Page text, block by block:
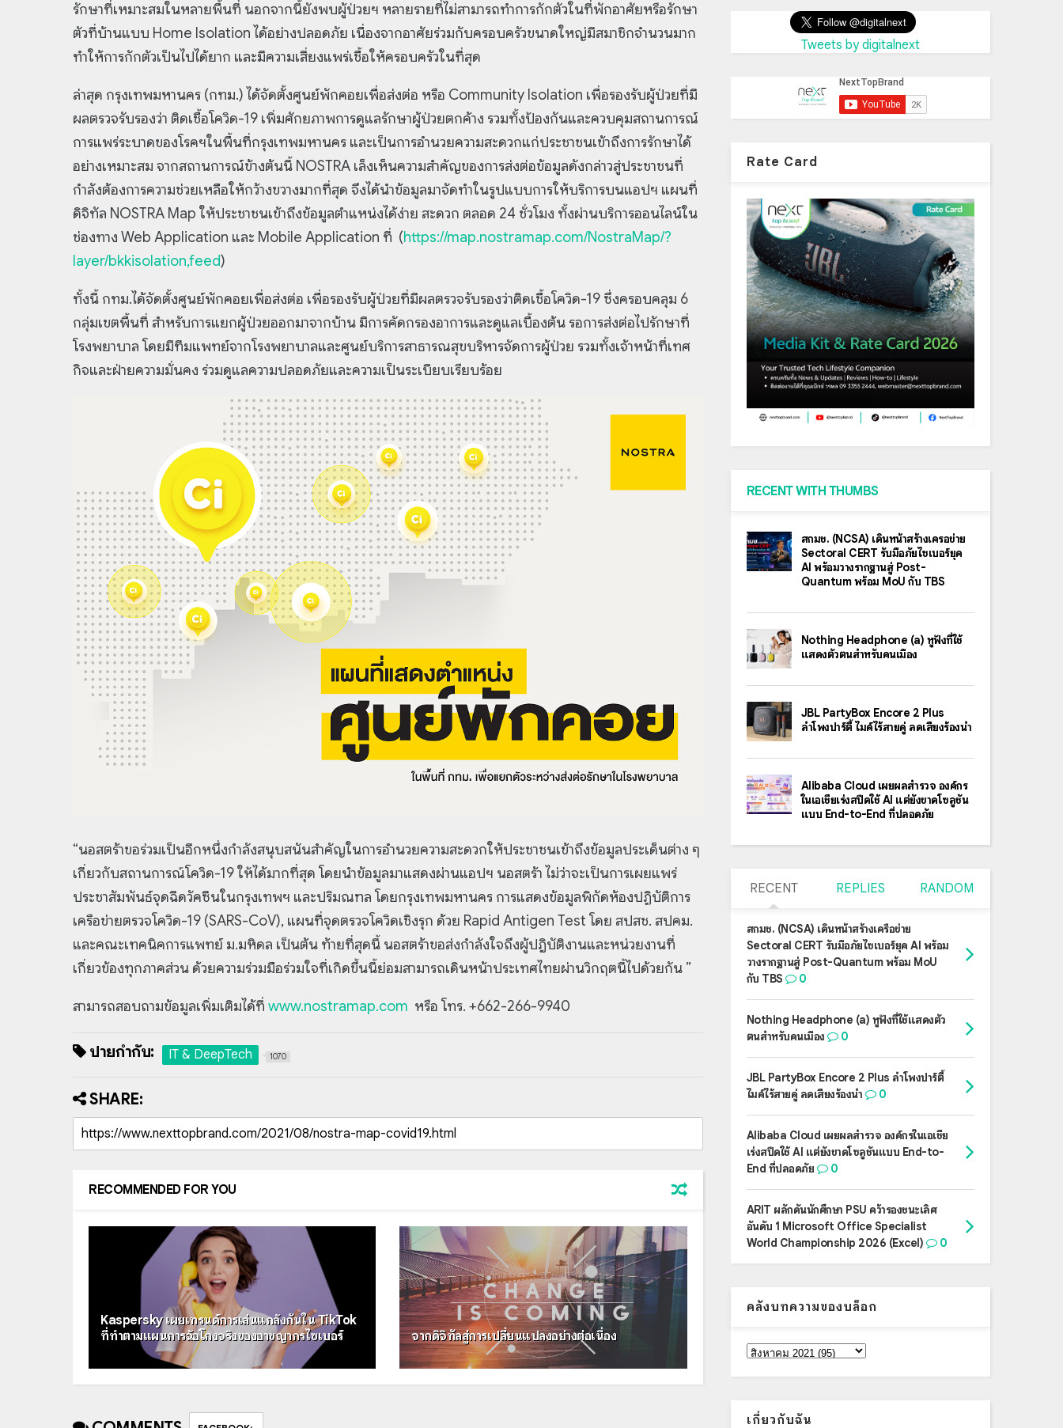
รักษาที่เหมาะสมในหลายพื้นที่ นอกจากนี้ยังพบผู้ป่วยฯ หลายรายที่ไม่สามารถทำการกักตัวในที่พักอาศัยหรือรักษา
ตัวที่บ้านแบบ Home Isolation ได้อย่างปลอดภัย เนื่องจากอาศัยร่วมกับครอบครัวขนาดใหญ่มีสมาชิกจำนวนมาก
ทำให้การกักตัวเป็นไปได้ยาก และมีความเสี่ยงแพร่เชื้อให้ครอบครัวในที่สุด
ล่าสุด กรุงเทพมหานคร (กทม.) ได้จัดตั้งศูนย์พักคอยเพื่อส่งต่อ หรือ Community Isolation เพื่อรองรับผู้ป่วยที่มี
ผลตรวจรับรองว่า ติดเชื้อโควิด-19 เพิ่มศักยภาพการดูแลรักษาผู้ป่วยตกค้าง รวมทั้งป้องกันและควบคุมสถานการณ์
การแพร่ระบาดของโรคฯในพื้นที่กรุงเทพมหานคร และเป็นการอำนวยความสะดวกแก่ประชาชนเข้าถึงการรักษาได้
อย่างเหมาะสม จากสถานการณ์ข้างต้นนี้ NOSTRA เล็งเห็นความสำคัญของการส่งต่อข้อมูลดังกล่าวสู่ประชาชนที่
กำลังต้องการความช่วยเหลือให้กว้างขวางมากที่สุด จึงได้นำข้อมูลมาจัดทำในรูปแบบการให้บริการบนแอปฯ แผนที่
ดิจิทัล NOSTRA Map ให้ประชาชนเข้าถึงข้อมูลตำแหน่งได้ง่าย สะดวก ตลอด 24 ชั่วโมง ทั้งผ่านบริการออนไลน์ใน
ช่องทาง Web Application และ Mobile Application ที่ (https://map.nostramap.com/NostraMap/?
layer/bkkisolation,feed)
ทั้งนี้ กทม.ได้จัดตั้งศูนย์พักคอยเพื่อส่งต่อ เพื่อรองรับผู้ป่วยที่มีผลตรวจรับรองว่าติดเชื้อโควิด-19 ซึ่งครอบคลุม 6
กลุ่มเขตพื้นที่ สำหรับการแยกผู้ป่วยออกมาจากบ้าน มีการคัดกรองอาการและดูแลเบื้องต้น รอการส่งต่อไปรักษาที่
โรงพยาบาล โดยมีทีมแพทย์จากโรงพยาบาลและศูนย์บริการสาธารณสุขบริหารจัดการผู้ป่วย รวมทั้งเจ้าหน้าที่เทศ
กิจและฝ่ายความมั่นคง ร่วมดูแลความปลอดภัยและความเป็นระเบียบเรียบร้อย
“นอสตร้าขอร่วมเป็นอีกหนึ่งกำลังสนุบสนันสำคัญในการอำนวยความสะดวกให้ประชาชนเข้าถึงข้อมูลประเด็นต่าง ๆ
เกี่ยวกับสถานการณ์โควิด-19 ให้ได้มากที่สุด โดยนำข้อมูลมาแสดงผ่านแอปฯ นอสตร้า ไม่ว่าจะเป็นการเผยแพร่
ประชาสัมพันธ์จุดฉีดวัคซีนในกรุงเทพฯ และปริมณฑล โดยกรุงเทพมหานคร การแสดงข้อมูลพิกัดห้องปฏิบัติการ
เครือข่ายตรวจโควิด-19 (SARS-CoV), แผนที่จุดตรวจโควิดเชิงรุก ด้วย Rapid Antigen Test โดย สปสช. สปคม.
และคณะเทคนิคการแพทย์ ม.มหิดล เป็นต้น ท้ายที่สุดนี้ นอสตร้าขอส่งกำลังใจถึงผู้ปฎิบัติงานและหน่วยงานที่
เกี่ยวข้องทุกภาคส่วน ด้วยความร่วมมือร่วมใจที่เกิดขึ้นนี้ย่อมสามารถเดินหน้าประเทศไทยผ่านวิกฤตนี้ไปด้วยกัน ”
สามารถสอบถามข้อมูลเพิ่มเติมได้ที่ www.nostramap.com หรือ โทร. +662-266-9940
ป้ายกำกับ: IT & DeepTech 1070
SHARE:
RECOMMENDED FOR YOU
Kaspersky เผยเทรนด์การเล่นแกล้งกันใน TikTok
ที่ทำตามแผนการฉ้อโกงจริงของอาชญากรไซเบอร์
จากดิจิทัลสู่การเปลี่ยนแปลงอย่างต่อเนื่อง
Tweets by digitalnext
Rate Card
RECENT WITH THUMBS
สกมช. (NCSA) เดินหน้าสร้างเครือข่าย
Sectoral CERT รับมือภัยไซเบอร์ยุค
AI พร้อมวางรากฐานสู่ Post-
Quantum พร้อม MoU กับ TBS
Nothing Headphone (a) หูฟังที่ใช้
แสดงตัวตนสำหรับคนเมือง
JBL PartyBox Encore 2 Plus
ลำโพงปาร์ตี้ ไมค์ไร้สายคู่ ลดเสียงร้องนำ
Alibaba Cloud เผยผลสำรวจ องค์กร
ในเอเชียเร่งสปีดใช้ AI แต่ยังขาดโซลูชัน
แบบ End-to-End ที่ปลอดภัย
RECENT REPLIES RANDOM
สกมช. (NCSA) เดินหน้าสร้างเครือข่าย
Sectoral CERT รับมือภัยไซเบอร์ยุค AI พร้อม
วางรากฐานสู่ Post-Quantum พร้อม MoU
กับ TBS
0
Nothing Headphone (a) หูฟังที่ใช้แสดงตัว
ตนสำหรับคนเมือง
0
JBL PartyBox Encore 2 Plus ลำโพงปาร์ตี้
ไมค์ไร้สายคู่ ลดเสียงร้องนำ
0
Alibaba Cloud เผยผลสำรวจ องค์กรในเอเชีย
เร่งสปีดใช้ AI แต่ยังขาดโซลูชันแบบ End-to-
End ที่ปลอดภัย
0
ARIT ผลักดันนักศึกษา PSU คว้ารองชนะเลิศ
อันดับ 1 Microsoft Office Specialist
World Championship 2026 (Excel)
0
คลังบทความของบล็อก
เกี่ยวกับฉัน